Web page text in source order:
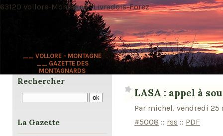
__ VOLLORE - MONTAGNE
__ GAZETTE DES
MONTAGNARDS
63120 Vollore-Montagne · Livradois-Forez
LASA : appel à
Par michel, vendredi 25
#5008 :: rss :: PDF
Rechercher
La Gazette